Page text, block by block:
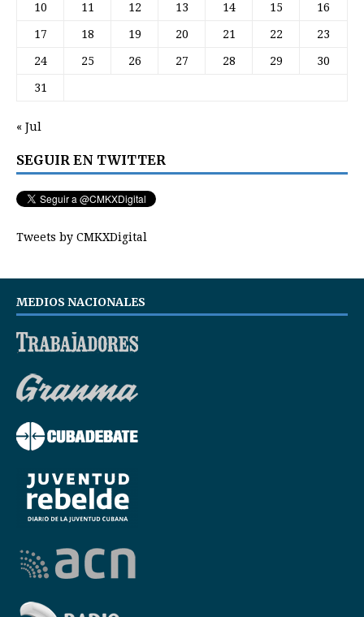
10 11 12 13 14 15 16
17 18 19 20 21 22 23
24 25 26 27 28 29 30
31
« Jul
SEGUIR EN TWITTER
Tweets by CMKXDigital
MEDIOS NACIONALES